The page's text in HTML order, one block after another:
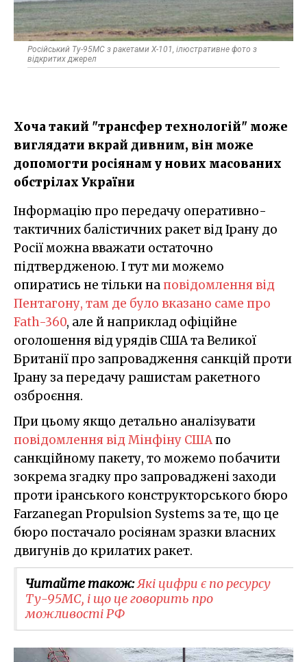
Російський Ту-95МС з ракетами Х-101, ілюстративне фото з
відкритих джерел
Хоча такий "трансфер технологій" може
виглядати вкрай дивним, він може
допомогти росіянам у нових масованих
обстрілах України
Інформацію про передачу оперативно-
тактичних балістичних ракет від Ірану до
Росії можна вважати остаточно
підтвердженою. І тут ми можемо
опиратись не тільки наповідомлення від
Пентагону, там де було вказано саме про
Fath-360, але й наприклад офіційне
оголошення від урядів США та Великої
Британії про запровадження санкцій проти
Ірану за передачу рашистам ракетного
озброєння.
При цьому якщо детально аналізувати
повідомлення від Мінфіну СШАпо
санкційному пакету, то можемо побачити
зокрема згадку про запроваджені заходи
проти іранського конструкторського бюро
Farzanegan Propulsion Systems за те, що це
бюро постачало росіянам зразки власних
двигунів до крилатих ракет.
Читайте також:Які цифри є по ресурсу
Ту-95МС, і що це говорить про
можливості РФ